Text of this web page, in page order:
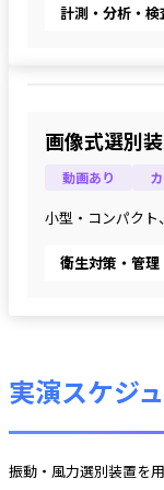
計測・分析・検
画像式選別
動画あり
小型・コンパク
衛生対策・管理
実演スケジ
振動・風力選別装置を